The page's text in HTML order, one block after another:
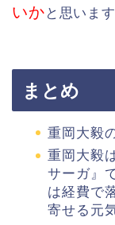
いか と思います
まとめ
重岡大毅
重岡大毅
サーガ』
は経費で
寄せる元